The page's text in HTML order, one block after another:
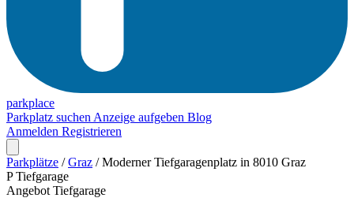
parkplace
Parkplatz suchen Anzeige aufgeben Blog
Anmelden Registrieren
Parkplätze / Graz / Moderner Tiefgaragenplatz in 8010 Graz
P Tiefgarage
Angebot Tiefgarage